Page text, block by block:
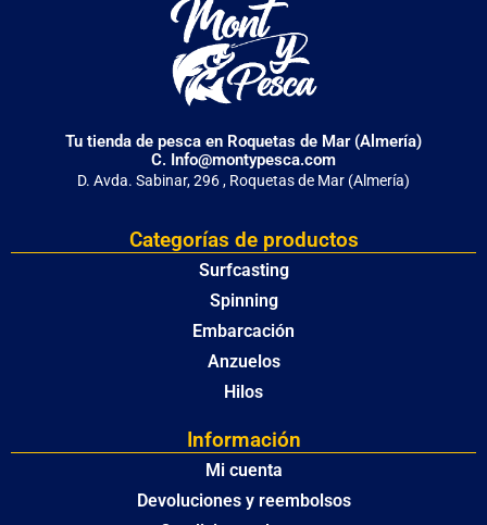
Tu tienda de pesca en Roquetas de Mar (Almería)
C. Info@montypesca.com
D. Avda. Sabinar, 296 , Roquetas de Mar (Almería)
Categorías de productos
Surfcasting
Spinning
Embarcación
Anzuelos
Hilos
Información
Mi cuenta
Devoluciones y reembolsos